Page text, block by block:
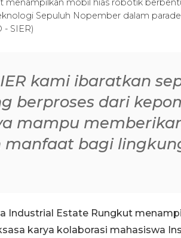
menampilkan mobil hias robotik
Sepuluh Nopember dalam parade
- SIER)
kami ibaratkan
berproses dari
mampu
manfaat bagi
Industrial Estate Rungkut
karya kolaborasi mahasiswa